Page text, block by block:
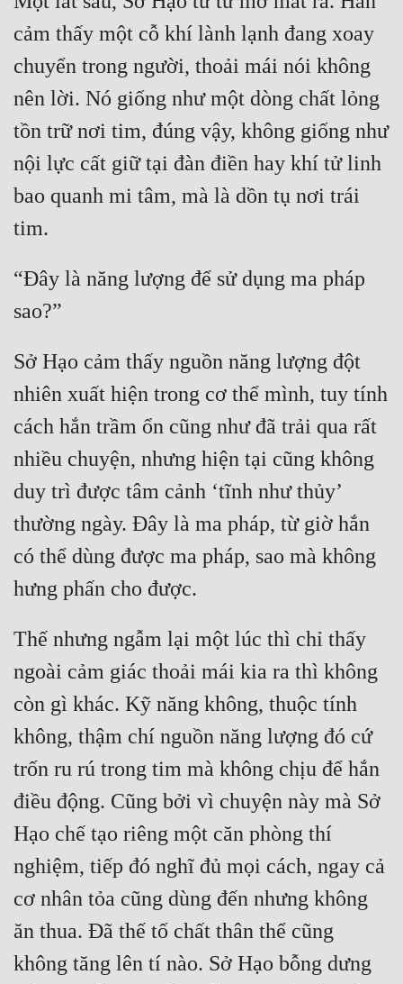
cảm thấy một cỗ khí lành lạnh đang xoay
chuyển trong người, thoải mái nói không
nên lời. Nó giống như một dòng chất lỏng
tồn trữ nơi tim, đúng vậy, không giống như
nội lực cất giữ tại đàn điền hay khí tử linh
bao quanh mi tâm, mà là dồn tụ nơi trái
“Đây là năng lượng để sử dụng ma pháp
Sở Hạo cảm thấy nguồn năng lượng đột
nhiên xuất hiện trong cơ thể mình, tuy tính
cách hắn trầm ổn cũng như đã trải qua rất
nhiều chuyện, nhưng hiện tại cũng không
duy trì được tâm cảnh ‘tĩnh như thủy’
thường ngày. Đây là ma pháp, từ giờ hắn
có thể dùng được ma pháp, sao mà không
Thế nhưng ngẫm lại một lúc thì chỉ thấy
ngoài cảm giác thoải mái kia ra thì không
còn gì khác. Kỹ năng không, thuộc tính
không, thậm chí nguồn năng lượng đó cứ
trốn ru rú trong tim mà không chịu để hắn
điều động. Cũng bởi vì chuyện này mà Sở
Hạo chế tạo riêng một căn phòng thí
nghiệm, tiếp đó nghĩ đủ mọi cách, ngay cả
cơ nhân tỏa cũng dùng đến nhưng không
ăn thua. Đã thế tố chất thân thể cũng
không tăng lên tí nào. Sở Hạo bỗng dưng